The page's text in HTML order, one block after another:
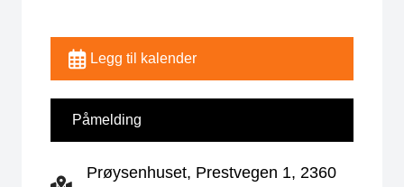
Legg til kalender
Påmelding
Prøysenhuset, Prestvegen 1, 2360